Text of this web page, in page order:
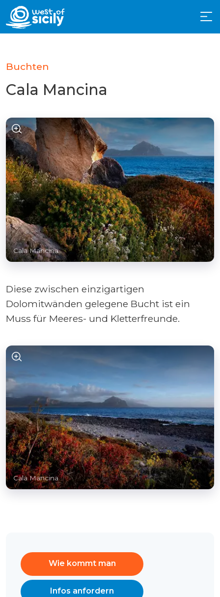
Wie kommt man
Infos anfordern
Buchten
Cala Mancina
Cala Mancina
Diese zwischen einzigartigen
Dolomitwänden gelegene Bucht ist ein
Muss für Meeres- und Kletterfreunde.
Cala Mancina